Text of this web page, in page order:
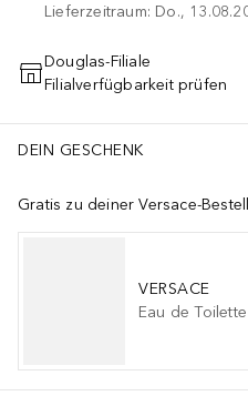
Lieferzeitraum: Do.,
IN DEN
Douglas-Filiale
Filialverfügbarkeit prüfen
DEIN GESCHENK
Gratis zu deiner Versace-
VERSACE
Eau de Toilette